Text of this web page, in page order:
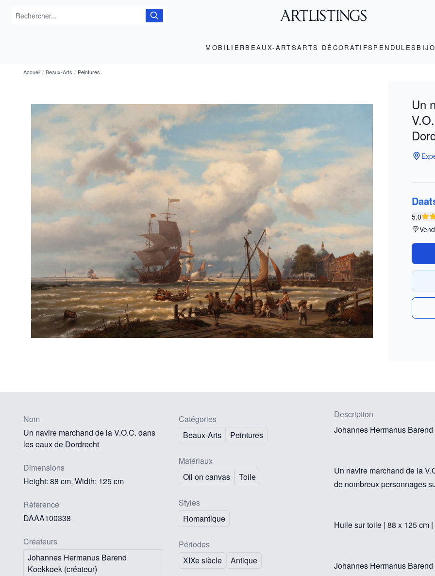
MOBILIERBEAUX-ARTSARTS DÉCORATIFS PENDULES
Accueil / Beaux-Arts / Peintures
Un
5.0
Nom
Un navire marchand de la V.O.C. dans
les eaux de Dordrecht
Dimensions
Height: 88 cm, Width: 125 cm
Référence
DAAA100338
Créateurs
Johannes Hermanus Barend
Koekkoek (créateur)
Catégories
Beaux-Arts
Peintures
Matériaux
Oil on canvas
Toile
Styles
Romantique
Périodes
XIXe siècle
Antique
Description
Johannes Hermanus
Un navire marchand de la
de nombreux personnages
Huile sur toile | 88 x 125 cm
Johannes Hermanus